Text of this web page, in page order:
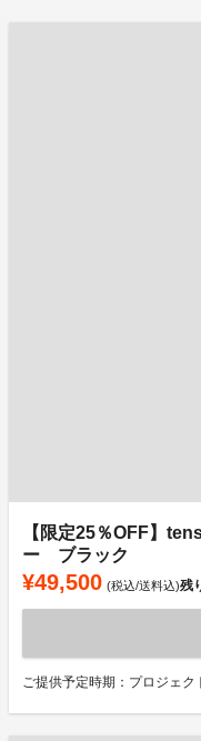
【限定25％OFF】
ー ブラック
¥49,500 (税込/送料込)残
ご提供予定時期：プロジェク